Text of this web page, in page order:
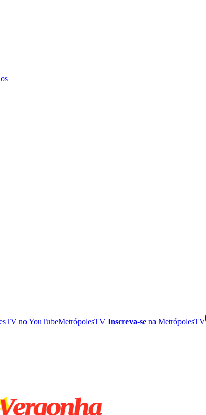
noYouTubeMetrópolesTV Inscreva-se na MetrópolesTV